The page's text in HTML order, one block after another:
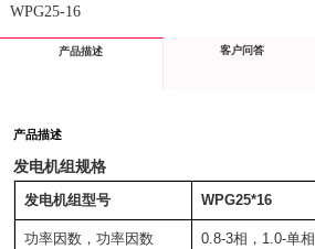
WPG25-16
产品描述 客户问答
产品描述
发电机组规格
发电机组型号 WPG25*16
功率因数，功率因数 0.8-3相，1.0-单相